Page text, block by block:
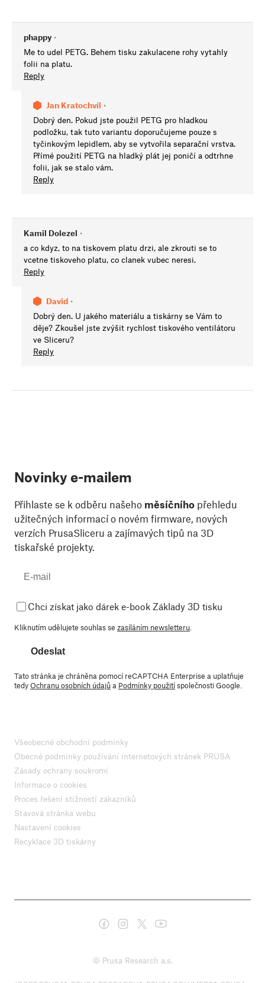
phappy •
Me to udel PETG. Behem tisku zakulacene rohy vytahly
folii na platu.
Reply
Jan Kratochvíl •
Dobrý den. Pokud jste použil PETG pro hladkou
podložku, tak tuto variantu doporučujeme pouze s
tyčinkovým lepidlem, aby se vytvořila separační vrstva.
Přímé použití PETG na hladký plát jej poničí a odtrhne
folii, jak se stalo vám.
Reply
Kamil Dolezel •
a co kdyz, to na tiskovem platu drzi, ale zkrouti se to
vcetne tiskoveho platu, co clanek vubec neresi.
Reply
David •
Dobrý den. U jakého materiálu a tiskárny se Vám to
děje? Zkoušel jste zvýšit rychlost tiskového ventilátoru
ve Sliceru?
Reply
Novinky e-mailem
Přihlaste se k odběru našeho měsíčního přehledu
užitečných informací o novém firmware, nových
verzích PrusaSliceru a zajímavých tipů na 3D
tiskařské projekty.
Chci získat jako dárek e-book Základy 3D tisku
Kliknutím udělujete souhlas se zasíláním newsletteru
Odeslat
Tato stránka je chráněna pomocí reCAPTCHA Enterprise a uplatňuje
tedyOchranu osobních údajůa Podmínky použitíspolečnosti Google.
Všeobecné obchodní podmínky
Obecné podmínky používání internetových stránek PRUSA
Zásady ochrany soukromí
Informace o cookies
Proces řešení stížností zákazníků
Stavová stránka webu
Nastavení cookies
Recyklace 3D tiskárny
© Prusa Research a.s.